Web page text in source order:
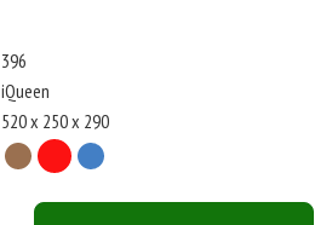
396
iQueen
520 x 250 x 290